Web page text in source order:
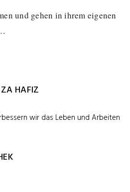
und gehen in ihrem eigenen
HAFIZ
wir das Leben und Arbeiten